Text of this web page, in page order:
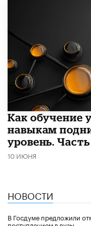
​Как обучение
навыкам
уровень. Часть
10 ИЮНЯ
НОВОСТИ
В Госдуме предложили